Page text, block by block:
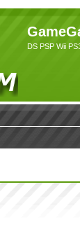
DS PSP Wii